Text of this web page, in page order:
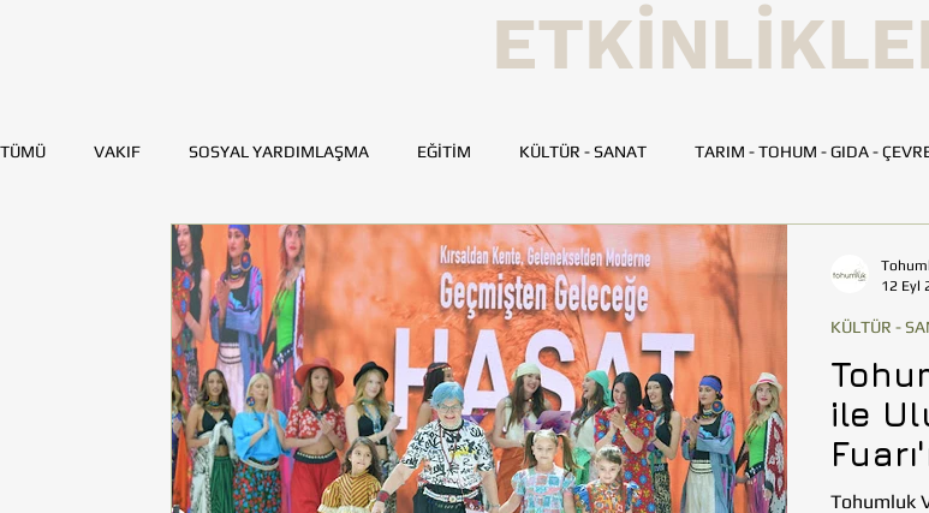
TÜMÜ VAKIF SOSYAL YARDIMLAŞMA EĞİTİM KÜLTÜR - SANAT TARIM - TOHUM - GIDA -
SAĞLIK KAYNAK GELİŞTİRME GENÇ TOHUMLUK İLETİŞİM
DENİZLİ DİYARBAKIR ESKİŞEHİR HATAY İSTANBUL
TOHUMLUKTAN TOHUMLUK YAZARLARI BİLİM VE TEKNOLOJİ GEZİ
ile
Tohumluk
KÜLTÜR -
12 Eyl